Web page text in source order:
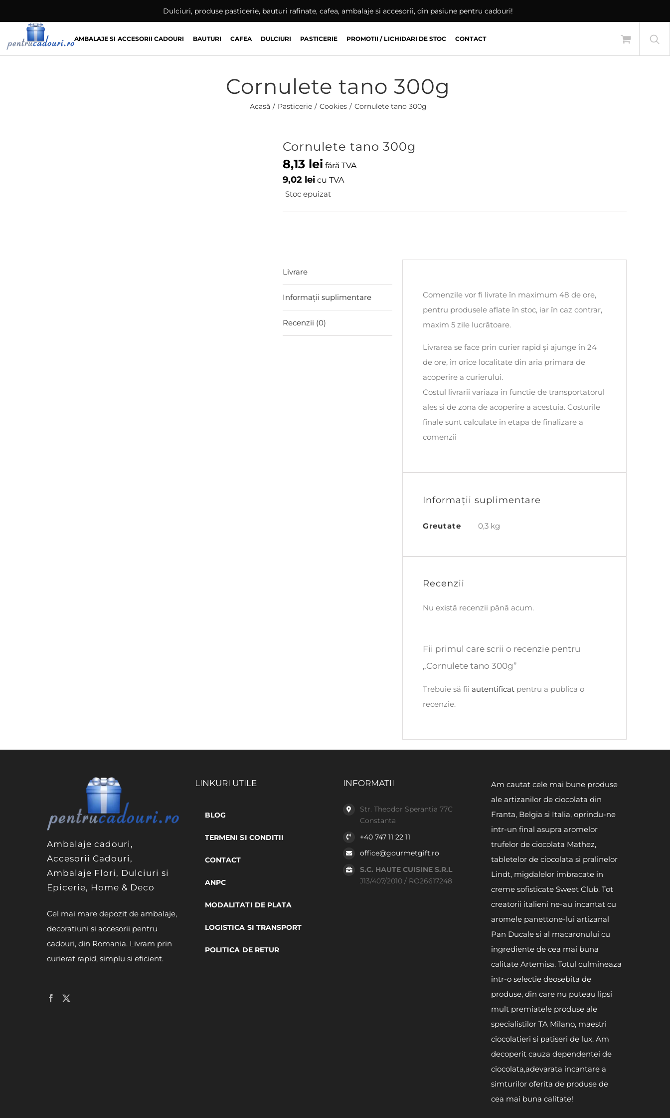
to
content
Dulciuri, produse pasticerie, bauturi rafinate, cafea, ambalaje si accesorii, din pasiune pentru cadouri!
AMBALAJE SI ACCESORII CADOURI BAUTURI CAFEA DULCIURI PASTICERIE PROMOTII / LICHIDARI DE STOC CONTACT
Cornulete tano 300g
Acasă Pasticerie Cookies Cornulete tano 300g
Cornulete tano 300g
8,13 lei fără TVA
9,02 lei cu TVA
Stoc epuizat
Livrare
Informații suplimentare
Recenzii (0)
Comenzile vor fi livrate în maximum 48 de ore,
pentru produsele aflate în stoc, iar în caz contrar,
maxim 5 zile lucrătoare.
Livrarea se face prin curier rapid și ajunge în 24
de ore, în orice localitate din aria primara de
acoperire a curierului.
Costul livrarii variaza in functie de transportatorul
ales si de zona de acoperire a acestuia. Costurile
finale sunt calculate in etapa de finalizare a
comenzii
Informații suplimentare
Greutate 0,3 kg
Recenzii
Nu există recenzii până acum.
Fii primul care scrii o recenzie pentru
„Cornulete tano 300g”
Trebuie să fii autentificat pentru a publica o
recenzie.
Ambalaje cadouri,
Accesorii Cadouri,
Ambalaje Flori, Dulciuri si
Epicerie, Home & Deco
Cel mai mare depozit de ambalaje,
decoratiuni si accesorii pentru
cadouri, din Romania. Livram prin
curierat rapid, simplu si eficient.
LINKURI UTILE
BLOG
TERMENI SI CONDITII
CONTACT
ANPC
MODALITATI DE PLATA
LOGISTICA SI TRANSPORT
POLITICA DE RETUR
INFORMATII
Str. Theodor Sperantia 77C
Constanta
+40 747 11 22 11
office@gourmetgift.ro
S.C. HAUTE CUISINE S.R.L
J13/407/2010 / RO26617248
Am cautat cele mai bune produse
ale artizanilor de ciocolata din
Franta, Belgia si Italia, oprindu-ne
intr-un final asupra aromelor
trufelor de ciocolata Mathez,
tabletelor de ciocolata si pralinelor
Lindt, migdalelor imbracate in
creme sofisticate Sweet Club. Tot
creatorii italieni ne-au incantat cu
aromele panettone-lui artizanal
Pan Ducale si al macaronului cu
ingrediente de cea mai buna
calitate Artemisa. Totul culmineaza
intr-o selectie deosebita de
produse, din care nu puteau lipsi
mult premiatele produse ale
specialistilor TA Milano, maestri
ciocolatieri si patiseri de lux. Am
decoperit cauza dependentei de
ciocolata,adevarata incantare a
simturilor oferita de produse de
cea mai buna calitate!